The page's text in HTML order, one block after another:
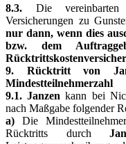
8.3. Die vereinbarten
Versicherungen zu
nur dann, wenn dies
bzw. dem
9. Rücktritt von
Mindestteilnehmerzahl
9.1. Janzen kann bei
nach Maßgabe folgender
a)Die
Rücktritts durch